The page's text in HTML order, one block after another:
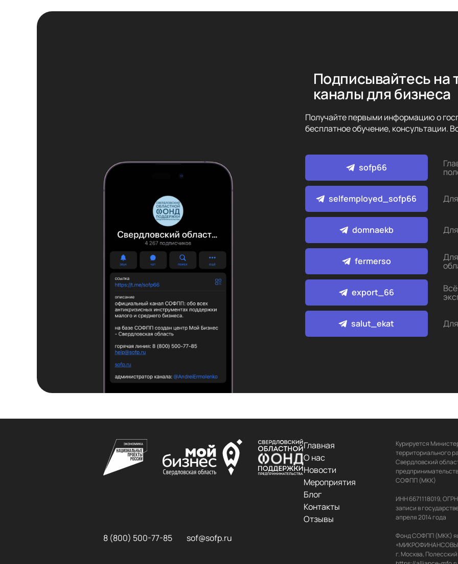
Подписывайтесь на
каналы для бизнеса
Получайте первыми информацию о
бесплатное обучение, консультации.
sofp66
selfemployed_sofp66
domnaekb
fermerso
export_66
salut_ekat
8 (800) 500-77-85 sof@sofp.ru
Главная
О нас
Новости
Мероприятия
Блог
Контакты
Отзывы
Курируется
территориального
Свердловский
СОФПП (МКК)
ИНН 6671118019,
записи в
апреля 2014 года
Фонд СОФПП (МКК)
«МИКРОФИНАНСОВЫЙ